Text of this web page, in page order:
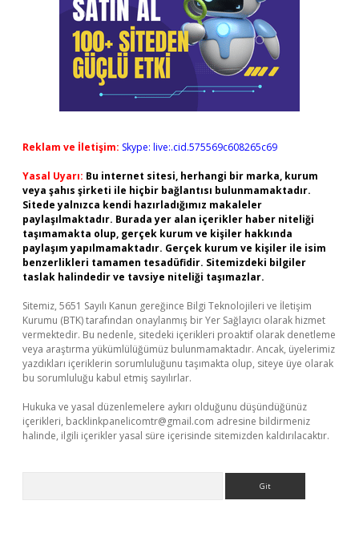
Reklam ve İletişim: Skype: live:.cid.575569c608265c69
Yasal Uyarı: Bu internet sitesi, herhangi bir marka, kurum
veya şahıs şirketi ile hiçbir bağlantısı bulunmamaktadır.
Sitede yalnızca kendi hazırladığımız makaleler
paylaşılmaktadır. Burada yer alan içerikler haber niteliği
taşımamakta olup, gerçek kurum ve kişiler hakkında
paylaşım yapılmamaktadır. Gerçek kurum ve kişiler ile isim
benzerlikleri tamamen tesadüfidir. Sitemizdeki bilgiler
taslak halindedir ve tavsiye niteliği taşımazlar.
Sitemiz, 5651 Sayılı Kanun gereğince Bilgi Teknolojileri ve İletişim
Kurumu (BTK) tarafından onaylanmış bir Yer Sağlayıcı olarak hizmet
vermektedir. Bu nedenle, sitedeki içerikleri proaktif olarak denetleme
veya araştırma yükümlülüğümüz bulunmamaktadır. Ancak, üyelerimiz
yazdıkları içeriklerin sorumluluğunu taşımakta olup, siteye üye olarak
bu sorumluluğu kabul etmiş sayılırlar.
Hukuka ve yasal düzenlemelere aykırı olduğunu düşündüğünüz
içerikleri, backlinkpanelicomtr@gmail.com adresine bildirmeniz
halinde, ilgili içerikler yasal süre içerisinde sitemizden kaldırılacaktır.